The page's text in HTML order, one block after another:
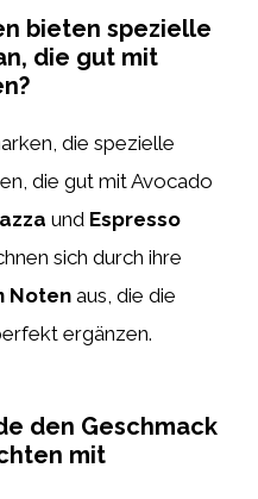
bieten spezielle
die gut mit
die spezielle
die gut mit Avocado
und Espresso
sich durch ihre
Noten aus, die die
ergänzen.
den Geschmack
mit